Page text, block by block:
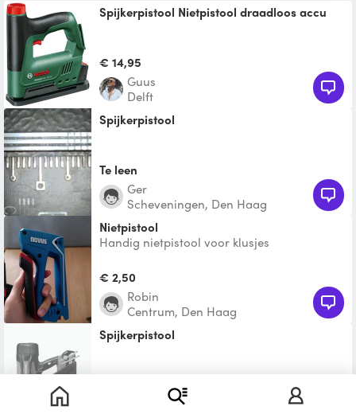
Spijkerpistool Nietpistool draadloos accu
€ 14,95
Guus
Delft
Spijkerpistool
Te leen
Ger
Scheveningen, Den Haag
Nietpistool
Handig nietpistool voor klusjes
€ 2,50
Robin
Centrum, Den Haag
Spijkerpistool